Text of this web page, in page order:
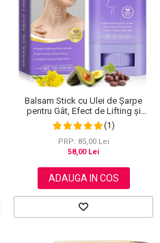
Balsam Stick cu Ulei de Șarpe
pentru Gât, Efect de Lifting și
Fermitate, 15 g
(1)
PRP: 85,00 Lei
58,00 Lei
ADAUGA IN COS